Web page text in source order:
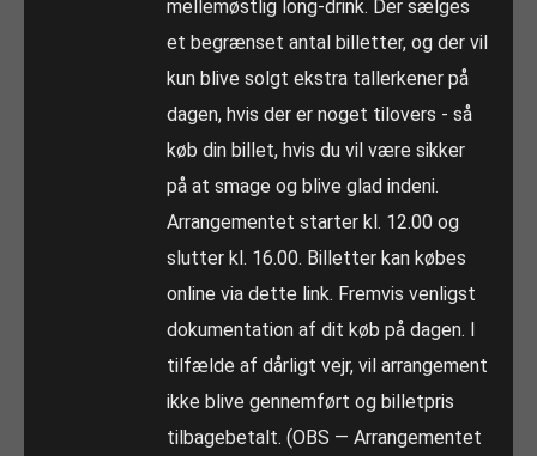
mellemøstlig long-drink. Der sælges
et begrænset antal billetter, og der vil
kun blive solgt ekstra tallerkener på
dagen, hvis der er noget tilovers - så
køb din billet, hvis du vil være sikker
på at smage og blive glad indeni.
Arrangementet starter kl. 12.00 og
slutter kl. 16.00. Billetter kan købes
online via dette link. Fremvis venligst
dokumentation af dit køb på dagen. I
tilfælde af dårligt vejr, vil arrangement
ikke blive gennemført og billetpris
tilbagebetalt. (OBS — Arrangementet